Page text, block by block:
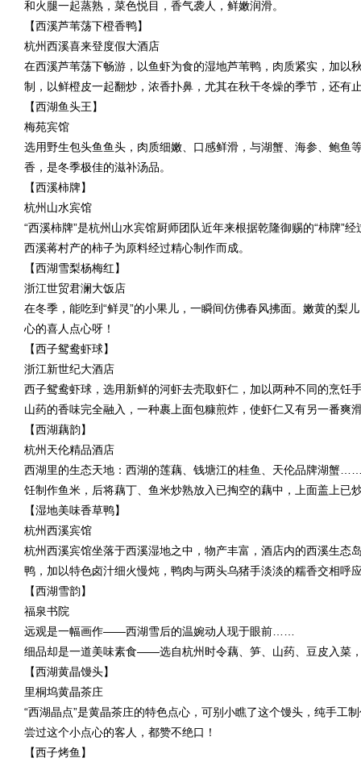
和火腿一起蒸熟，菜色悦目，香气袭人，鲜嫩润滑。
【西溪芦苇荡下橙香鸭】
杭州西溪喜来登度假大酒店
在西溪芦苇荡下畅游，以鱼虾为食的湿地芦苇鸭，肉质紧实，加以
制，以鲜橙皮一起翻炒，浓香扑鼻，尤其在秋干冬燥的季节，还有
【西湖鱼头王】
梅苑宾馆
选用野生包头鱼鱼头，肉质细嫩、口感鲜滑，与湖蟹、海参、鲍鱼
香，是冬季极佳的滋补汤品。
【西溪柿牌】
杭州山水宾馆
“西溪柿牌”是杭州山水宾馆厨师团队近年来根据乾隆御赐的“柿牌”
西溪蒋村产的柿子为原料经过精心制作而成。
【西湖雪梨杨梅红】
浙江世贸君澜大饭店
在冬季，能吃到“鲜灵”的小果儿，一瞬间仿佛春风拂面。嫩黄的梨
心的喜人点心呀！
【西子鸳鸯虾球】
浙江新世纪大酒店
西子鸳鸯虾球，选用新鲜的河虾去壳取虾仁，加以两种不同的烹饪
山药的香味完全融入，一种裹上面包糠煎炸，使虾仁又有另一番爽
【西湖藕韵】
杭州天伦精品酒店
西湖里的生态天地：西湖的莲藕、钱塘江的桂鱼、天伦品牌湖蟹
饪制作鱼米，后将藕丁、鱼米炒熟放入已掏空的藕中，上面盖上已
【湿地美味香草鸭】
杭州西溪宾馆
杭州西溪宾馆坐落于西溪湿地之中，物产丰富，酒店内的西溪生态
鸭，加以特色卤汁细火慢炖，鸭肉与两头乌猪手淡淡的糯香交相呼
【西湖雪韵】
福泉书院
远观是一幅画作——西湖雪后的温婉动人现于眼前……
细品却是一道美味素食——选自杭州时令藕、笋、山药、豆皮入菜
【西湖黄晶馒头】
里桐坞黄晶茶庄
“西湖晶点”是黄晶茶庄的特色点心，可别小瞧了这个馒头，纯手工
尝过这个小点心的客人，都赞不绝口！
【西子烤鱼】